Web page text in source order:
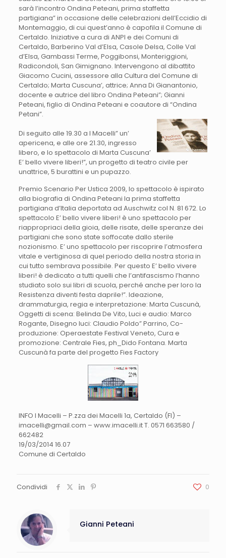
sarà l’incontro Ondina Peteani, prima staffetta
partigiana” in occasione delle celebrazioni dell’Eccidio di
Montemaggio, di cui quest’anno è capofila il Comune di
Certaldo. Iniziative a cura di ANPI e dei Comuni di
Certaldo, Barberino Val d’Elsa, Casole Delsa, Colle Val
d’Elsa, Gambassi Terme, Poggibonsi, Monteriggioni,
Radicondoli, San Gimignano. Intervengono al dibattito
Giacomo Cucini, assessore alla Cultura del Comune di
Certaldo; Marta Cuscuna’, attrice; Anna Di Gianantonio,
docente e autrice del libro Ondina Peteani”; Gianni
Peteani, figlio di Ondina Peteani e coautore di “Ondina
Petani”.
Di seguito alle 19.30 a I Macelli” un’
apericena, e alle ore 21.30, ingresso
libero, e lo spettacolo di Marta Cuscuna’
E’ bello vivere liberi!”, un progetto di teatro civile per
unattrice, 5 burattini e un pupazzo.
Premio Scenario Per Ustica 2009, lo spettacolo è ispirato
alla biografia di Ondina Peteani la prima staffetta
partigiana d’Italia deportata ad Auschwitz col N. 81 672. Lo
spettacolo E’ bello vivere liberi! è uno spettacolo per
riappropriaci della gioia, delle risate, delle speranze dei
partigiani che sono state soffocate dallo sterile
nozionismo. E’ uno spettacolo per riscoprire l’atmosfera
vitale e vertiginosa di quel periodo della nostra storia in
cui tutto sembrava possibile. Per questo E’ bello vivere
liberi! è dedicato a tutti quelli che l’antifascismo l’hanno
studiato solo sui libri di scuola, perché anche per loro la
Resistenza diventi festa daprile!”. Ideazione,
drammaturgia, regia e interpretazione: Marta Cuscunà,
Oggetti di scena: Belinda De Vito, Luci e audio: Marco
Rogante, Disegno luci: Claudio Poldo” Parrino, Co-
produzione: Operaestate Festival Veneto, Cura e
promozione: Centrale Fies, ph_Dido Fontana. Marta
Cuscunà fa parte del progetto Fies Factory
INFO I Macelli – P.zza dei Macelli 1a, Certaldo (FI) –
imacelli@gmail.com – www.imacelli.it T. 0571 663580 /
662482
19/03/2014 16.07
Comune di Certaldo
Condividi 0
Gianni Peteani